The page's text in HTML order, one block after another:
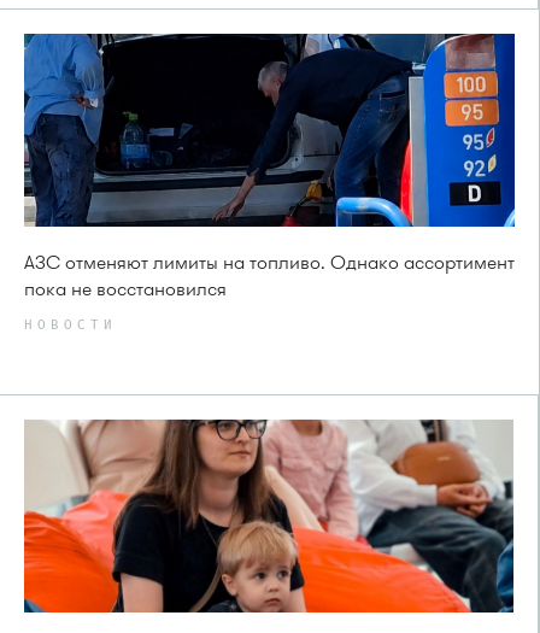
АЗС отменяют лимиты на топливо. Однако ассортимент
пока не восстановился
НОВОСТИ